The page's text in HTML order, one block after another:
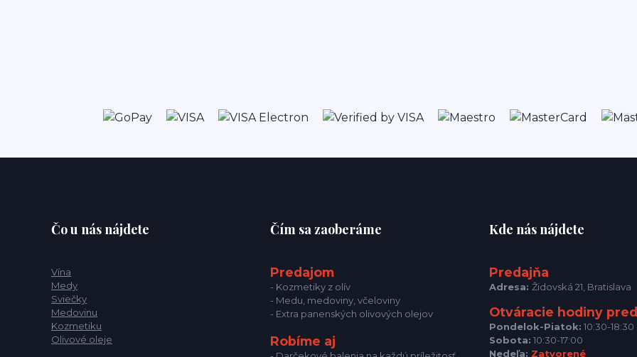
Čo u nás nájdete
Vína
Medy
Sviečky
Medovinu
Kozmetiku
Olivové oleje
Čím sa zaoberáme
Predajom
- Kozmetiky z olív
- Medu, medoviny, včeloviny
- Extra panenských olivových olejov
Robíme aj
Kde nás nájdete
Predajňa
Adresa: Židovská 21, Bratislava
Otváracie hodiny
Pondelok-Piatok: 10:30-18:30
Sobota: 10:30-17:00
Nedeľa: Zatvorené